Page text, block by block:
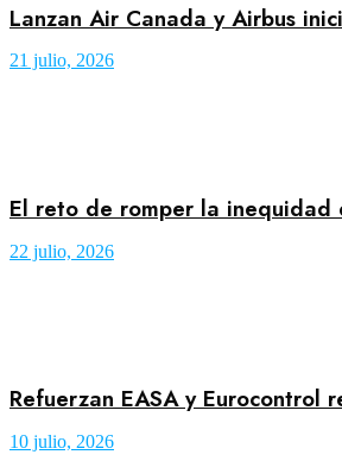
Lanzan Air Canada y Airbus
21 julio, 2026
El reto de romper la inequidad
22 julio, 2026
Refuerzan EASA y Eurocontrol
10 julio, 2026